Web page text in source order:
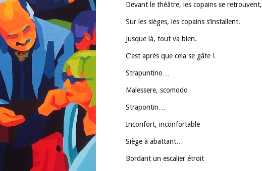
Devant le théâtre, les copains se retrouvent,
Sur les sièges, les copains s’installent.
Jusque là, tout va bien.
C’est après que cela se gâte !
Strapuntino…
Malessere, scomodo
Strapontin…
Inconfort, inconfortable
Siège à abattant…
Bordant un escalier étroit